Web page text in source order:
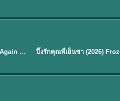
รักได้หรือ (2026) YOUNG Let's Begin Again พากย์ไทย EP.1-19 ★8